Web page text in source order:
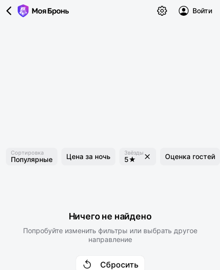
Войти
Сортировка
Популярные Цена за ночь Звёзды
5★ Оценка гостей
Ничего не найдено
Попробуйте изменить фильтры или выбрать другое
направление
Сбросить